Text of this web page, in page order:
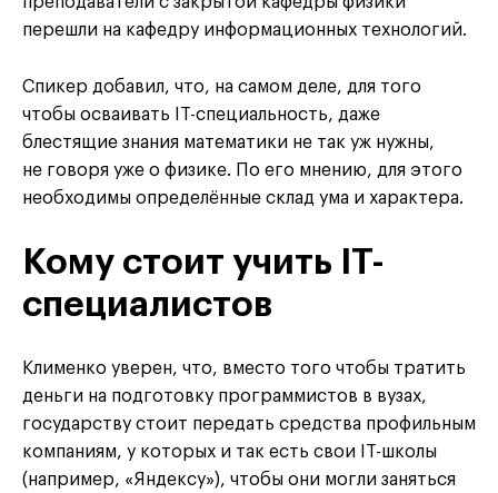
перешли на кафедру информационных технологий.
Спикер добавил, что, на самом деле, для того
чтобы осваивать IT-специальность, даже
блестящие знания математики не так уж нужны,
не говоря уже о физике. По его мнению, для этого
необходимы определённые склад ума и характера.
Кому стоит учить IT-
специалистов
Клименко уверен, что, вместо того чтобы тратить
деньги на подготовку программистов в вузах,
государству стоит передать средства профильным
компаниям, у которых и так есть свои IT-школы
(например, «Яндексу»), чтобы они могли заняться